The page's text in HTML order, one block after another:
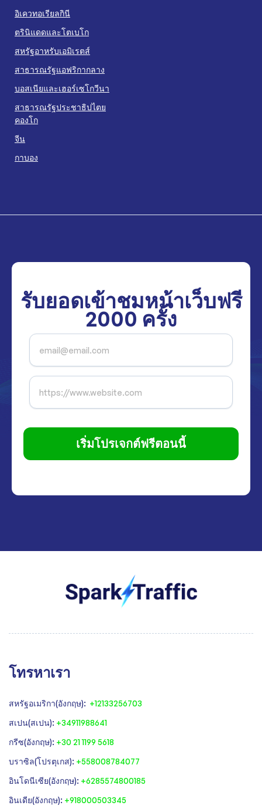
อิเควทอเรียลกินี
ตรินิแดดและโตเบโก
สหรัฐอาหรับเอมิเรตส์
สาธารณรัฐแอฟริกากลาง
บอสเนียและเฮอร์เซโกวีนา
สาธารณรัฐประชาธิปไตย
คองโก
จีน
กาบอง
รับยอดเข้าชมหน้าเว็บฟรี
2000 ครั้ง
เริ่มโปรเจกต์ฟรีตอนนี้
โทรหาเรา
สหรัฐอเมริกา(อังกฤษ): +12133256703
สเปน(สเปน): +34911988641
‍กรีซ(อังกฤษ): +30 21 1199 5618
‍บราซิล(โปรตุเกส): +558008784077‍
‍อินโดนีเซีย(อังกฤษ): +6285574800185
อินเดีย(อังกฤษ): +918000503345